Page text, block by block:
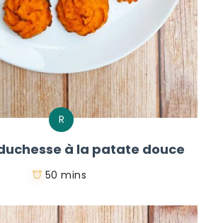
R
à la patate douce
50 mins